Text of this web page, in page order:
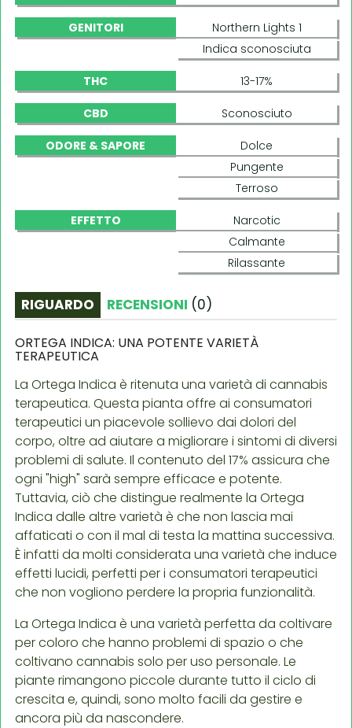
GENITORI
Northern Lights 1
Indica sconosciuta
THC 13-17%
CBD Sconosciuto
ODORE & SAPORE
Dolce
Pungente
Terroso
EFFETTO
Narcotic
Calmante
Rilassante
RIGUARDO RECENSIONI (0)
ORTEGA INDICA: UNA POTENTE VARIETÀ
TERAPEUTICA
La Ortega Indica è ritenuta una varietà di cannabis
terapeutica. Questa pianta offre ai consumatori
terapeutici un piacevole sollievo dai dolori del
corpo, oltre ad aiutare a migliorare i sintomi di diversi
problemi di salute. Il contenuto del 17% assicura che
ogni "high" sarà sempre efficace e potente.
Tuttavia, ciò che distingue realmente la Ortega
Indica dalle altre varietà è che non lascia mai
affaticati o con il mal di testa la mattina successiva.
È infatti da molti considerata una varietà che induce
effetti lucidi, perfetti per i consumatori terapeutici
che non vogliono perdere la propria funzionalità.
La Ortega Indica è una varietà perfetta da coltivare
per coloro che hanno problemi di spazio o che
coltivano cannabis solo per uso personale. Le
piante rimangono piccole durante tutto il ciclo di
crescita e, quindi, sono molto facili da gestire e
ancora più da nascondere.